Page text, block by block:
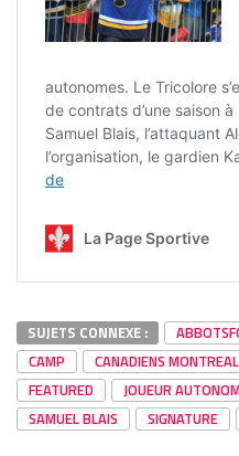
SUJETS CONNEXE :
CAMP
CANADIENS MONTREAL
FEATURED
JOUEUR
SAMUEL BLAIS
SIGNATURE